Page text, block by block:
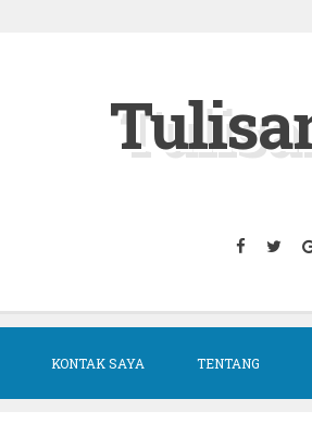
Facebook
KONTAK SAYA TENTANG